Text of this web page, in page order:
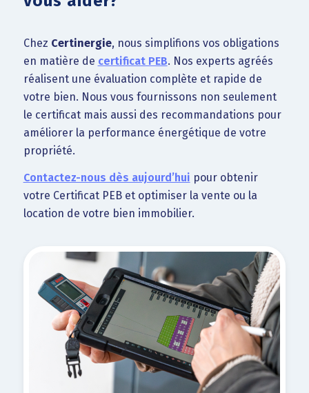
Chez Certinergie, nous simplifions vos obligations
en matière de certificat PEB. Nos experts agréés
réalisent une évaluation complète et rapide de
votre bien. Nous vous fournissons non seulement
le certificat mais aussi des recommandations pour
améliorer la performance énergétique de votre
propriété.
Contactez-nous dès aujourd’hui pour obtenir
votre Certificat PEB et optimiser la vente ou la
location de votre bien immobilier.